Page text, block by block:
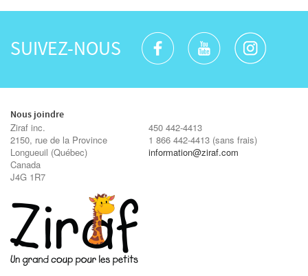
SUIVEZ-NOUS
Nous joindre
Ziraf inc.
2150, rue de la Province
Longueuil (Québec)
Canada
J4G 1R7
450 442-4413
1 866 442-4413(sans frais)
information@ziraf.com